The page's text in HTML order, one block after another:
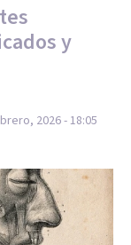
y
2026 - 18:05